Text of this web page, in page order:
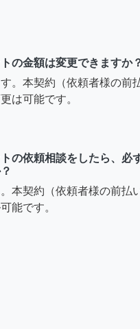
の金額は変更できますか
。本契約（依頼者様の前
は可能です。
の依頼相談をしたら、必
本契約（依頼者様の前払
能です。